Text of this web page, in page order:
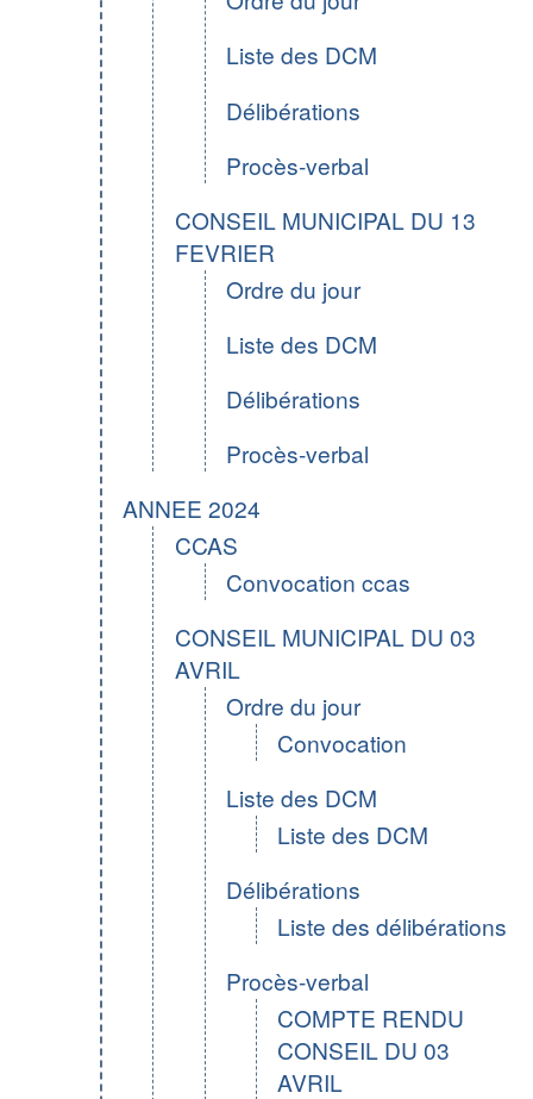
Liste des DCM
Délibérations
Procès-verbal
CONSEIL MUNICIPAL DU 13
FEVRIER
Ordre du jour
Liste des DCM
Délibérations
Procès-verbal
ANNEE 2024
CCAS
Convocation ccas
CONSEIL MUNICIPAL DU 03
AVRIL
Ordre du jour
Convocation
Liste des DCM
Liste des DCM
Délibérations
Liste des délibérations
Procès-verbal
COMPTE RENDU
CONSEIL DU 03
AVRIL